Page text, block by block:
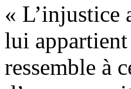
« L’injustice
lui
ressemble à